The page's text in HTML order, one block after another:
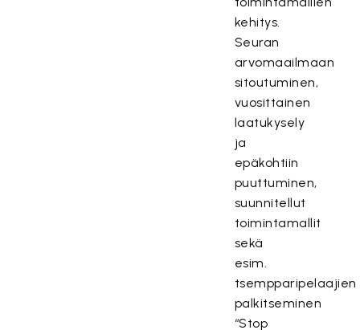
kehitys.
Seuran
arvomaailmaan
sitoutuminen,
vuosittainen
laatukysely
ja
epäkohtiin
puuttuminen,
suunnitellut
toimintamallit
sekä
esim.
tsempparipelaajien
palkitseminen
“Stop